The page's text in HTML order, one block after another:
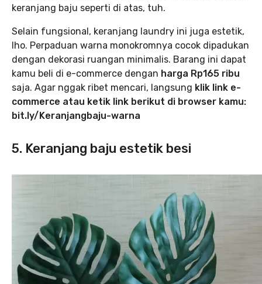
keranjang baju seperti di atas, tuh.
Selain fungsional, keranjang laundry ini juga estetik,
lho. Perpaduan warna monokromnya cocok dipadukan
dengan dekorasi ruangan minimalis. Barang ini dapat
kamu beli di e-commerce dengan harga Rp165 ribu
saja. Agar nggak ribet mencari, langsung klik link e-
commerce atau ketik link berikut di browser kamu:
bit.ly/Keranjangbaju-warna
5. Keranjang baju estetik besi